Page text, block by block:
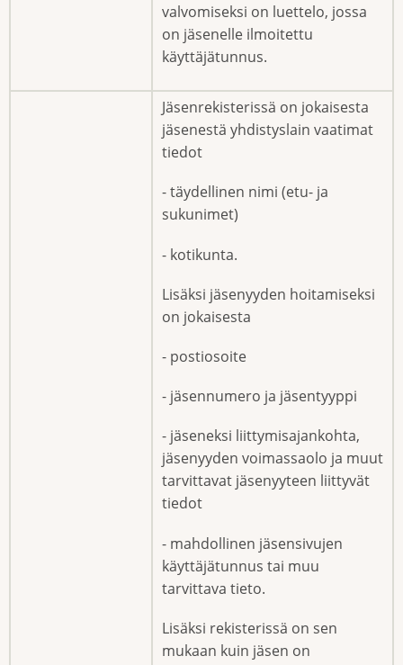
valvomiseksi on luettelo, jossa
on jäsenelle ilmoitettu
käyttäjätunnus.
Jäsenrekisterissä on jokaisesta
jäsenestä yhdistyslain vaatimat
tiedot
- täydellinen nimi (etu- ja
sukunimet)
- kotikunta.
Lisäksi jäsenyyden hoitamiseksi
on jokaisesta
- postiosoite
- jäsennumero ja jäsentyyppi
- jäseneksi liittymisajankohta,
jäsenyyden voimassaolo ja muut
tarvittavat jäsenyyteen liittyvät
tiedot
- mahdollinen jäsensivujen
käyttäjätunnus tai muu
tarvittava tieto.
Lisäksi rekisterissä on sen
mukaan kuin jäsen on